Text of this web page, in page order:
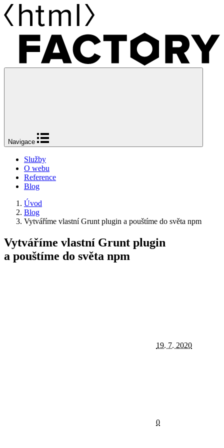
Navigace
Služby
O webu
Reference
Blog
Úvod
Blog
Vytváříme vlastní Grunt plugin a pouštíme do světa npm
Vytváříme vlastní Grunt plugin
a pouštíme do světa npm
19. 7. 2020
0